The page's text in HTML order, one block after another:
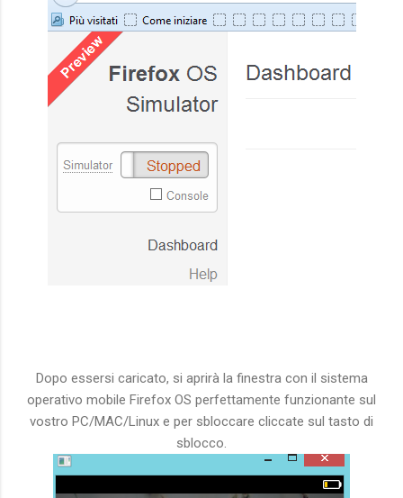
Dopo essersi caricato, si aprirà la finestra con il sistema
operativo mobile Firefox OS perfettamente funzionante sul
vostro PC/MAC/Linux e per sbloccare cliccate sul tasto di
sblocco.